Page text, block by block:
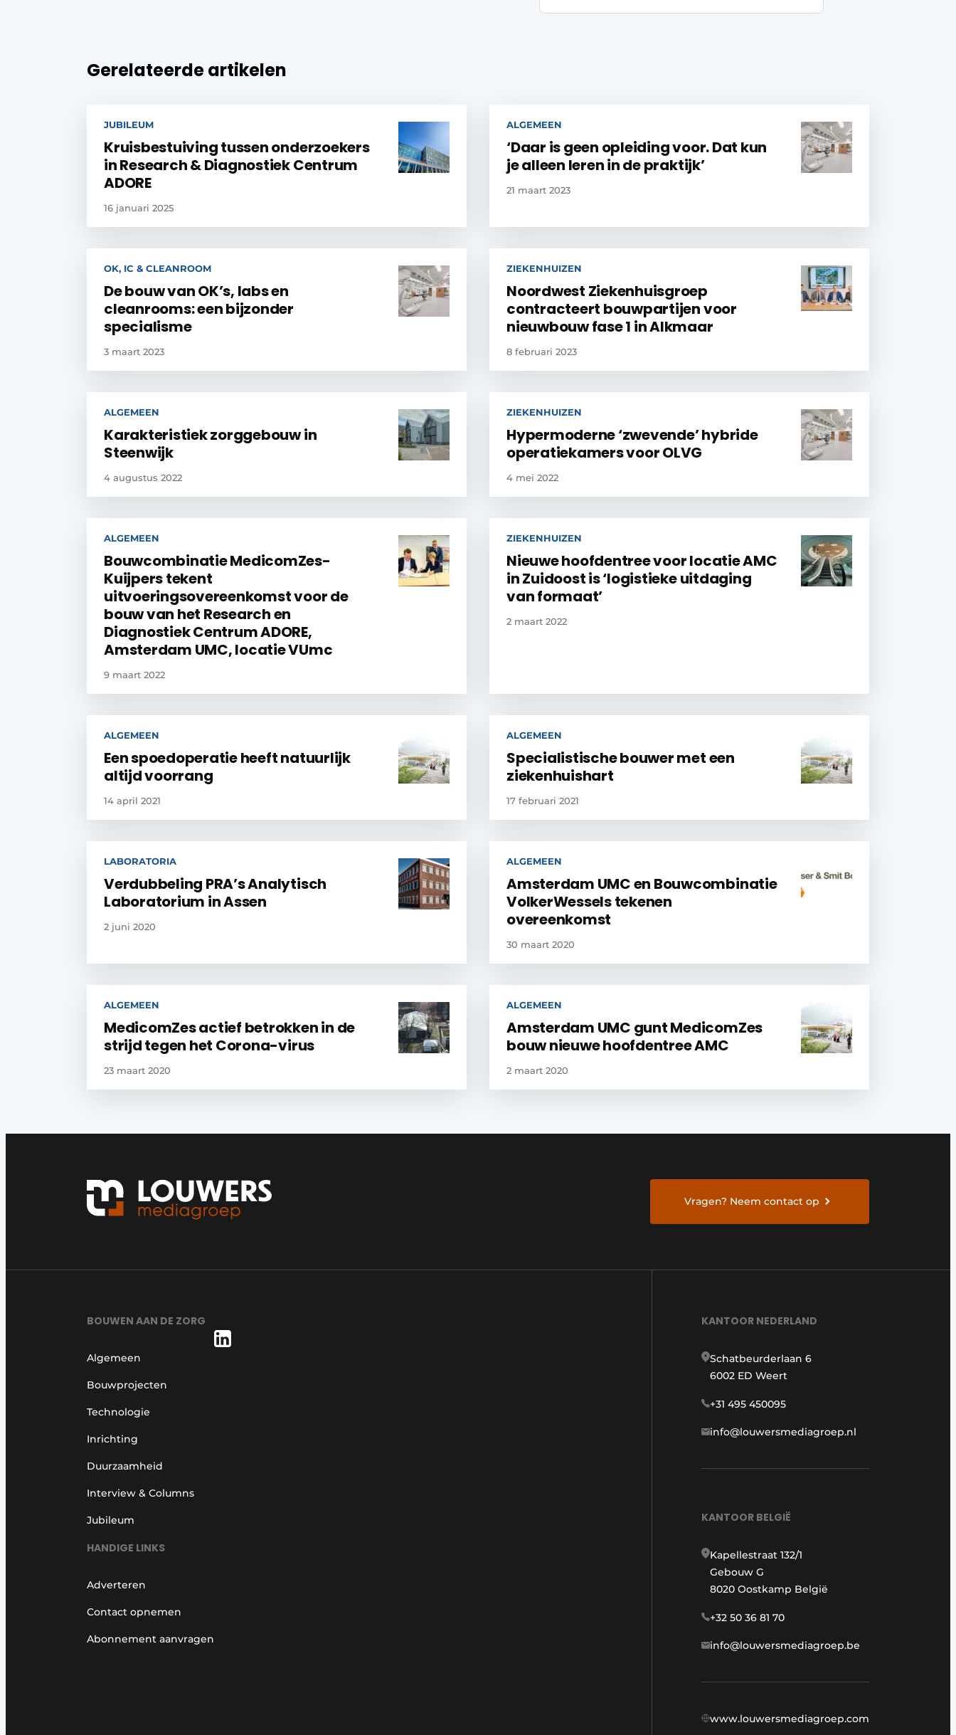
Gerelateerde artikelen
JUBILEUM
Kruisbestuiving tussen onderzoekers
in Research & Diagnostiek Centrum
ADORE
16 januari 2025
ALGEMEEN
‘Daar is geen opleiding voor. Dat kun
je alleen leren in de praktijk’
21 maart 2023
OK, IC & CLEANROOM
De bouw van OK’s, labs en
cleanrooms: een bijzonder
specialisme
3 maart 2023
ZIEKENHUIZEN
Noordwest Ziekenhuisgroep
contracteert bouwpartijen voor
nieuwbouw fase 1 in Alkmaar
8 februari 2023
ALGEMEEN
Karakteristiek zorggebouw in
Steenwijk
4 augustus 2022
ZIEKENHUIZEN
Hypermoderne ‘zwevende’ hybride
operatiekamers voor OLVG
4 mei 2022
ALGEMEEN
Bouwcombinatie MedicomZes-
Kuijpers tekent
uitvoeringsovereenkomst voor de
bouw van het Research en
Diagnostiek Centrum ADORE,
Amsterdam UMC, locatie VUmc
9 maart 2022
ZIEKENHUIZEN
Nieuwe hoofdentree voor locatie AMC
in Zuidoost is ‘logistieke uitdaging
van formaat’
2 maart 2022
ALGEMEEN
Een spoedoperatie heeft natuurlijk
altijd voorrang
14 april 2021
ALGEMEEN
Specialistische bouwer met een
ziekenhuishart
17 februari 2021
LABORATORIA
Verdubbeling PRA’s Analytisch
Laboratorium in Assen
2 juni 2020
ALGEMEEN
Amsterdam UMC en Bouwcombinatie
VolkerWessels tekenen
overeenkomst
30 maart 2020
ALGEMEEN
MedicomZes actief betrokken in de
strijd tegen het Corona-virus
23 maart 2020
ALGEMEEN
Amsterdam UMC gunt MedicomZes
bouw nieuwe hoofdentree AMC
2 maart 2020
Vragen? Neem contact op
BOUWEN AAN DE ZORG
Algemeen
Bouwprojecten
Technologie
Inrichting
Duurzaamheid
Interview & Columns
Jubileum
HANDIGE LINKS
Adverteren
Contact opnemen
Abonnement aanvragen
KANTOOR NEDERLAND
Schatbeurderlaan 6
6002 ED Weert
+31 495 450095
info@louwersmediagroep.nl
KANTOOR BELGIË
Kapellestraat 132/1
Gebouw G
8020 Oostkamp België
+32 50 36 81 70
info@louwersmediagroep.be
www.louwersmediagroep.com